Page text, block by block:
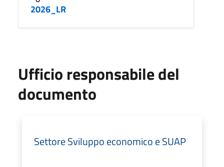
2026_LR
Ufficio responsabile del
documento
Settore Sviluppo economico e SUAP